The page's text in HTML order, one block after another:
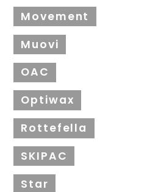
Movement
Muovi
OAC
Optiwax
Rottefella
SKIPAC
Star